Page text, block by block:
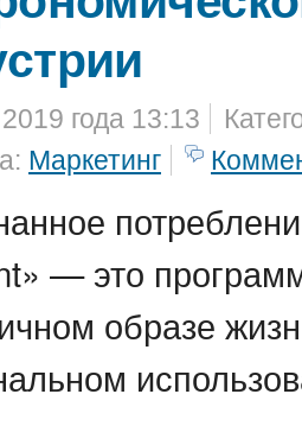
года 13:13
Маркетинг
— это
образе